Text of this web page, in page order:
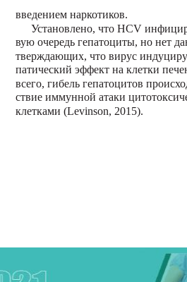
введением наркотиков.
Установлено, что НCV
вую очередь гепатоциты, но нет
тверждающих, что вирус
патический эффект на клетки
всего, гибель гепатоцитов
ствие иммунной атаки
клетками (Levinson, 2015).